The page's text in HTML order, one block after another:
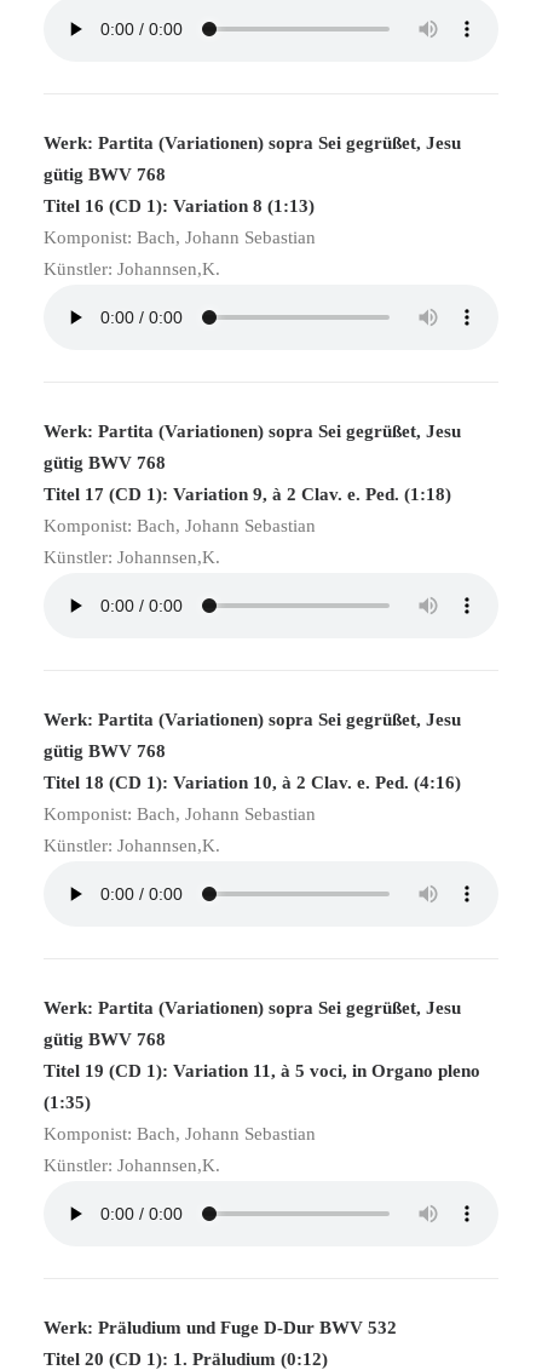
Werk: Partita (Variationen) sopra Sei gegrüßet, Jesu
gütig BWV 768
Titel 16 (CD 1): Variation 8 (1:13)
Komponist: Bach, Johann Sebastian
Künstler: Johannsen,K.
Werk: Partita (Variationen) sopra Sei gegrüßet, Jesu
gütig BWV 768
Titel 17 (CD 1): Variation 9, à 2 Clav. e. Ped. (1:18)
Komponist: Bach, Johann Sebastian
Künstler: Johannsen,K.
Werk: Partita (Variationen) sopra Sei gegrüßet, Jesu
gütig BWV 768
Titel 18 (CD 1): Variation 10, à 2 Clav. e. Ped. (4:16)
Komponist: Bach, Johann Sebastian
Künstler: Johannsen,K.
Werk: Partita (Variationen) sopra Sei gegrüßet, Jesu
gütig BWV 768
Titel 19 (CD 1): Variation 11, à 5 voci, in Organo pleno
(1:35)
Komponist: Bach, Johann Sebastian
Künstler: Johannsen,K.
Werk: Präludium und Fuge D-Dur BWV 532
Titel 20 (CD 1): 1. Präludium (0:12)